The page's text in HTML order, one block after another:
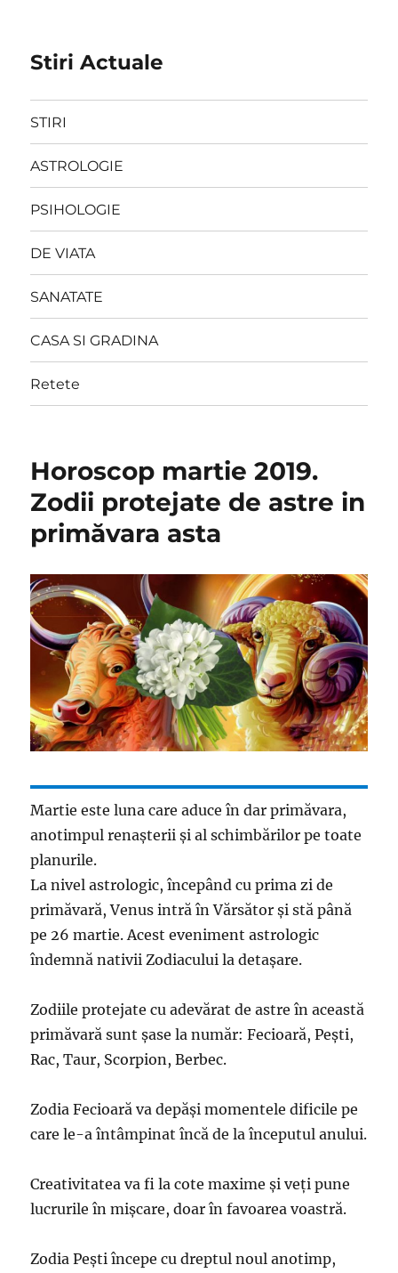
Stiri Actuale
STIRI
ASTROLOGIE
PSIHOLOGIE
DE VIATA
SANATATE
CASA SI GRADINA
Retete
Horoscop martie 2019.
Zodii protejate de astre in
primăvara asta
Martie este luna care aduce în dar primăvara,
anotimpul renașterii și al schimbărilor pe toate
planurile.
La nivel astrologic, începând cu prima zi de
primăvară, Venus intră în Vărsător și stă până
pe 26 martie. Acest eveniment astrologic
îndemnă nativii Zodiacului la detașare.
Zodiile protejate cu adevărat de astre în această
primăvară sunt șase la număr: Fecioară, Pești,
Rac, Taur, Scorpion, Berbec.
Zodia Fecioară va depăși momentele dificile pe
care le-a întâmpinat încă de la începutul anului.
Creativitatea va fi la cote maxime și veți pune
lucrurile în mișcare, doar în favoarea voastră.
Zodia Pești începe cu dreptul noul anotimp,